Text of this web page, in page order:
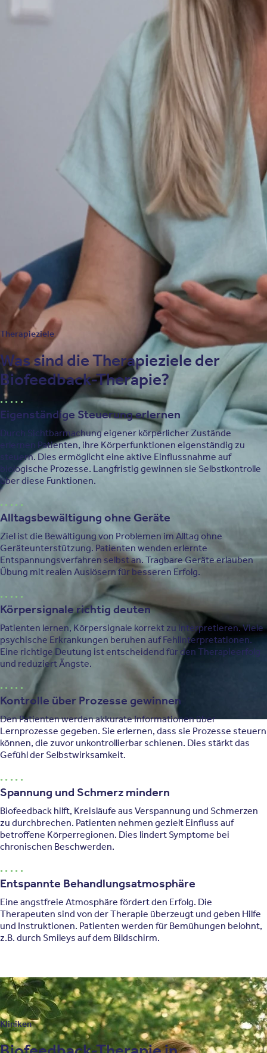
Es gibt viele Methoden, um körperliche Parameter nicht-invasiv
zu erfassen und zu messen. Verschiedene Geräte und
Programme können verwendet werden. Manche sind stationär,
Individueller Therapieplan
Der Therapeut macht sich ein ganzheitliches Bild vom
Patienten, unter Berücksichtigung der Krankheitsgeschichte
und Lebenssituation. Die Wirkungsweise der Therapiegeräte
wird erklärt. Anschließend werden Sensoren angebracht und
erste Instruktionen gegeben.
Schwellen schrittweise erreichen
Patienten arbeiten mit dem Therapeuten daran, Schwellen der
körperlichen Parameter zu erreichen. Diese Schwellen werden
über die Zeit erhöht. Der Therapeut verfolgt den Erfolg in
Echtzeit und optimiert die Behandlung entsprechend.
Therapieziele
Was sind die Therapieziele der
Biofeedback-Therapie?
Eigenständige Steuerung erlernen
Durch Sichtbarmachung eigener körperlicher Zustände
erlernen Patienten, ihre Körperfunktionen eigenständig zu
steuern. Dies ermöglicht eine aktive Einflussnahme auf
biologische Prozesse. Langfristig gewinnen sie Selbstkontrolle
über diese Funktionen.
Alltagsbewältigung ohne Geräte
Ziel ist die Bewältigung von Problemen im Alltag ohne
Geräteunterstützung. Patienten wenden erlernte
Entspannungsverfahren selbst an. Tragbare Geräte erlauben
Übung mit realen Auslösern für besseren Erfolg.
Körpersignale richtig deuten
Patienten lernen, Körpersignale korrekt zu interpretieren. Viele
psychische Erkrankungen beruhen auf Fehlinterpretationen.
Eine richtige Deutung ist entscheidend für den Therapieerfolg
und reduziert Ängste.
Kontrolle über Prozesse gewinnen
Den Patienten werden akkurate Informationen über
Lernprozesse gegeben. Sie erlernen, dass sie Prozesse steuern
können, die zuvor unkontrollierbar schienen. Dies stärkt das
Gefühl der Selbstwirksamkeit.
Spannung und Schmerz mindern
Biofeedback hilft, Kreisläufe aus Verspannung und Schmerzen
zu durchbrechen. Patienten nehmen gezielt Einfluss auf
betroffene Körperregionen. Dies lindert Symptome bei
chronischen Beschwerden.
Entspannte Behandlungsatmosphäre
Eine angstfreie Atmosphäre fördert den Erfolg. Die
Therapeuten sind von der Therapie überzeugt und geben Hilfe
und Instruktionen. Patienten werden für Bemühungen belohnt,
z.B. durch Smileys auf dem Bildschirm.
Kliniken